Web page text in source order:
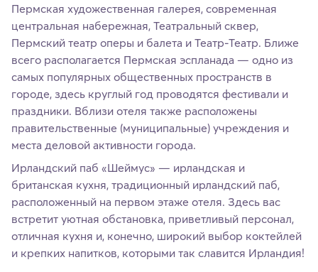
Пермская художественная галерея, современная
центральная набережная, Театральный сквер,
Пермский театр оперы и балета и Театр-Театр. Ближе
всего располагается Пермская эспланада — одно из
самых популярных общественных пространств в
городе, здесь круглый год проводятся фестивали и
праздники. Вблизи отеля также расположены
правительственные (муниципальные) учреждения и
места деловой активности города.
Ирландский паб «Шеймус» — ирландская и
британская кухня, традиционный ирландский паб,
расположенный на первом этаже отеля. Здесь вас
встретит уютная обстановка, приветливый персонал,
отличная кухня и, конечно, широкий выбор коктейлей
и крепких напитков, которыми так славится Ирландия!